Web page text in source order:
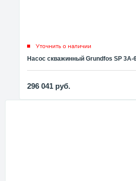
Уточнить о наличии
Насос скважинный Grundfos SP 3A-
296 041 руб.